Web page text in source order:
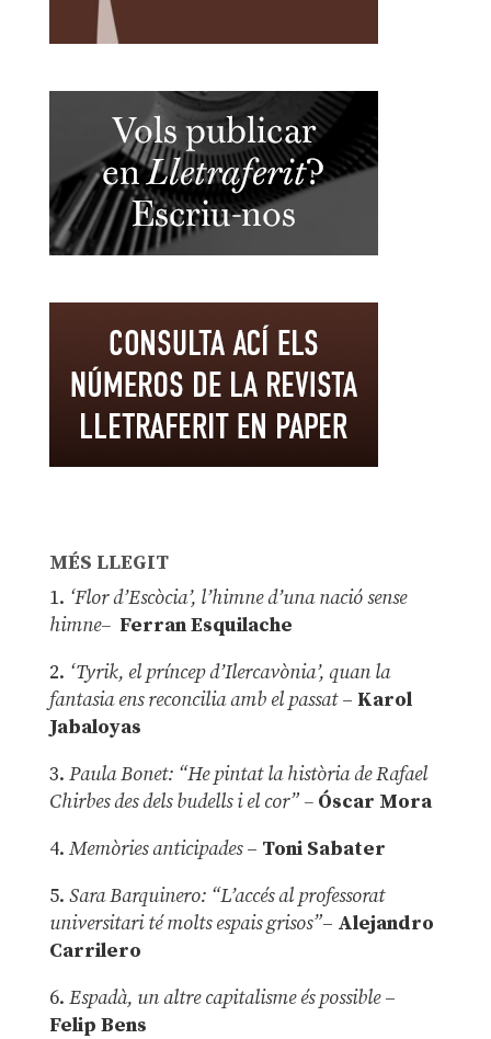
MÉS LLEGIT
1. ‘Flor d’Escòcia’, l’himne d’una nació sense
himne– Ferran Esquilache
2. ‘Tyrik, el príncep d’Ilercavònia’, quan la
fantasia ens reconcilia amb el passat– Karol
Jabaloyas
3. Paula Bonet: “He pintat la història de Rafael
Chirbes des dels budells i el cor” –Óscar Mora
4. Memòries anticipades– Toni Sabater
5. Sara Barquinero: “L’accés al professorat
universitari té molts espais grisos”– Alejandro
Carrilero
6. Espadà, un altre capitalisme és possible –
Felip Bens